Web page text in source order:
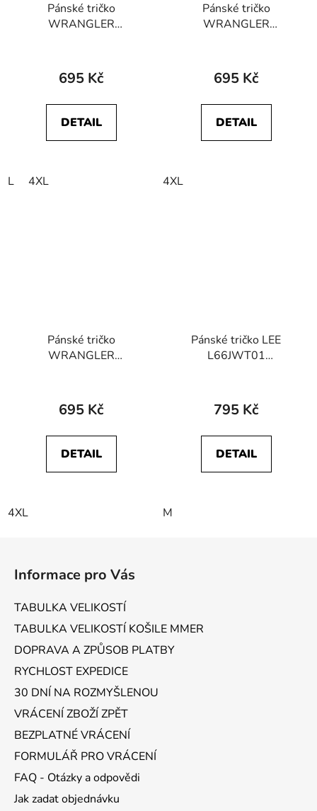
Pánské tričko
WRANGLER
695 Kč
DETAIL
L 4XL
Pánské tričko
WRANGLER
695 Kč
DETAIL
4XL
Pánské tričko
WRANGLER
Brown
695 Kč
DETAIL
4XL
Pánské tričko LEE
L66JWT01
795 Kč
DETAIL
M
Informace pro Vás
TABULKA VELIKOSTÍ
TABULKA VELIKOSTÍ KOŠILE MMER
DOPRAVA A ZPŮSOB PLATBY
RYCHLOST EXPEDICE
30 DNÍ NA ROZMYŠLENOU
VRÁCENÍ ZBOŽÍ ZPĚT
BEZPLATNÉ VRÁCENÍ
FORMULÁŘ PRO VRÁCENÍ
FAQ - Otázky a odpovědi
Jak zadat objednávku